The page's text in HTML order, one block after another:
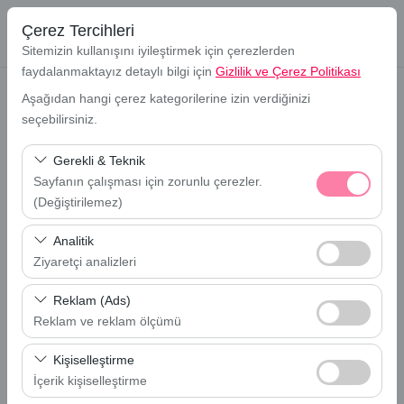
Çerez Tercihleri
Sitemizin kullanışını iyileştirmek için çerezlerden
faydalanmaktayız detaylı bilgi için Gizlilik ve Çerez Politikası
Aşağıdan hangi çerez kategorilerine izin verdiğinizi
seçebilirsiniz.
Gerekli & Teknik
Sayfanın çalışması için zorunlu çerezler.
(Değiştirilemez)
Bu çerezler sitenin doğru şekilde çalışması, güvenlik,
oturum yönetimi ve temel işlevler için gereklidir. Devre
dışı bırakılamaz.
Analitik
Ziyaretçi analizleri
Bu çerezler, sitemizin nasıl kullanıldığını (ziyaretçi sayısı,
en çok ziyaret edilen sayfalar, kullanıcı davranışları)
analiz etmemizi sağlar. Bu veriler, web sitesi
performansını ölçmek ve kullanıcı deneyimini sürekli
iyileştirmek için kullanılır.
Reklam (Ads)
Reklam ve reklam ölçümü
Bu çerezler, size ilgi alanlarınıza uygun kişiselleştirilmiş
reklamlar göstermemize ve reklam kampanyalarımızın
etkinliğini (gösterim sayısı, tıklama oranı) ölçmemize
Kişiselleştirme
İçerik kişiselleştirme
Anasayfa
Kurumsal Araç Kiralama: Neden Avantajlıdır?
Kurumsal Araç Kiralama: Neden
Avantajlıdır?